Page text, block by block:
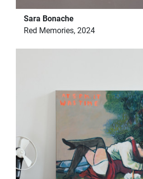
Sara Bonache
Red Memories, 2024